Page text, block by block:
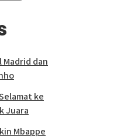
Madrid dan
ke
Juara
Mbappe